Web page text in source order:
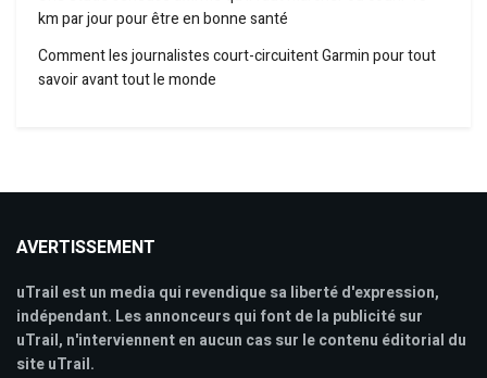
km par jour pour être en bonne santé
Comment les journalistes court-circuitent Garmin pour tout
savoir avant tout le monde
AVERTISSEMENT
uTrail est un media qui revendique sa liberté d'expression,
indépendant. Les annonceurs qui font de la publicité sur
uTrail, n'interviennent en aucun cas sur le contenu éditorial du
site uTrail.